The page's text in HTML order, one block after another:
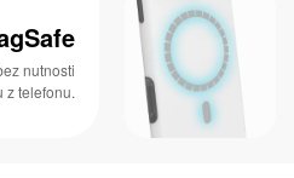
nutnosti
z telefonu.